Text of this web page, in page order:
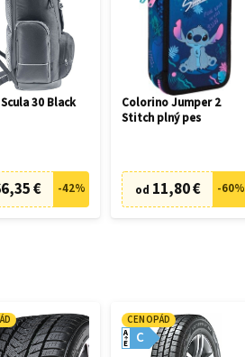
30 Black
€ -42%
Colorino Jumper 2
Stitch plný pes
od 11,80 € -60%
CENOPÁD
C
A
E